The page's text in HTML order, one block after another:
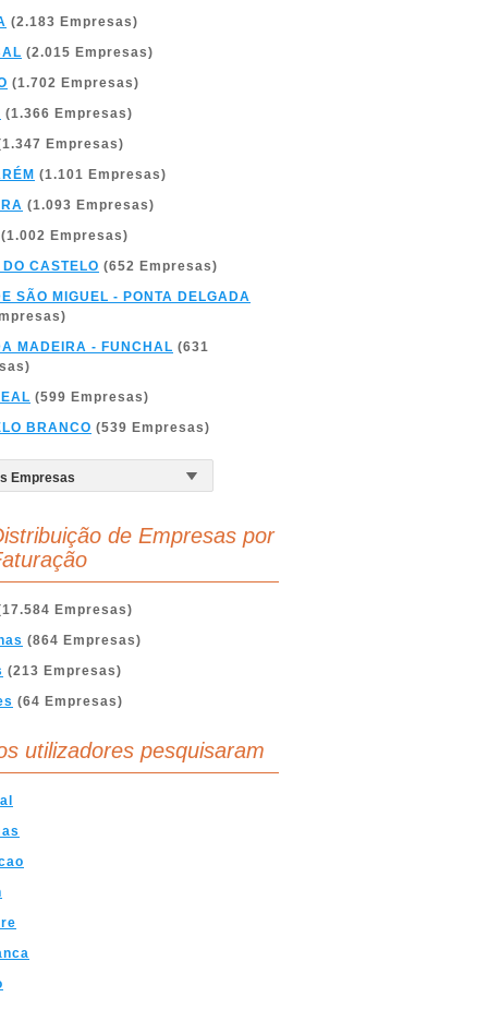
(2.183 Empresas)
(2.015 Empresas)
(1.702 Empresas)
(1.366 Empresas)
Empresas)
(1.101 Empresas)
(1.093 Empresas)
(1.002 Empresas)
CASTELO (652 Empresas)
SÃO MIGUEL - PONTA DELGADA
MADEIRA - FUNCHAL (631
(599 Empresas)
BRANCO (539 Empresas)
de Empresas por
Empresas)
(864 Empresas)
(213 Empresas)
(64 Empresas)
utilizadores pesquisaram